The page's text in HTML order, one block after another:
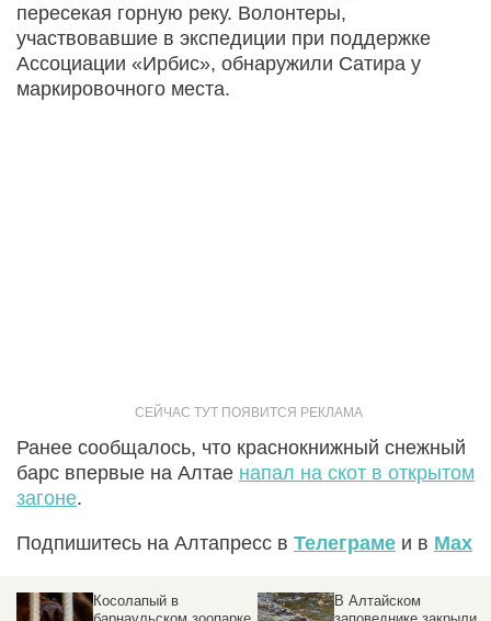
пересекая горную реку. Волонтеры,
участвовавшие в экспедиции при поддержке
Ассоциации «Ирбис», обнаружили Сатира у
маркировочного места.
Ранее сообщалось, что краснокнижный снежный
барс впервые на Алтае напал на скот в открытом
загоне.
Подпишитесь на Алтапресс в Телеграме и в Max
Косолапый в
В Алтайском